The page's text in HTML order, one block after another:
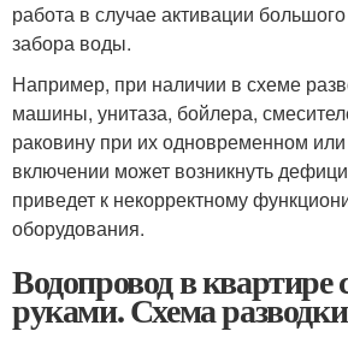
работа в случае активации
забора воды.
Например, при наличии в схеме
машины, унитаза, бойлера,
раковину при их одновременном
включении может возникнуть
приведет к некорректному
оборудования.
Водопровод в квартире
руками. Схема